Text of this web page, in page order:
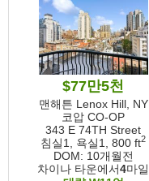
$77만5천
맨해튼 Lenox Hill, NY
코압 CO-OP
343 E 74TH Street
침실1, 욕실1, 800 ft2
DOM: 10개월전
차이나 타운에서4마일